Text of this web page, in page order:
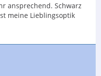
ansprechend. Schwarz
meine Lieblingsoptik